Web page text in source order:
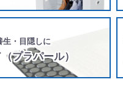
・目隠しに
プラパール）